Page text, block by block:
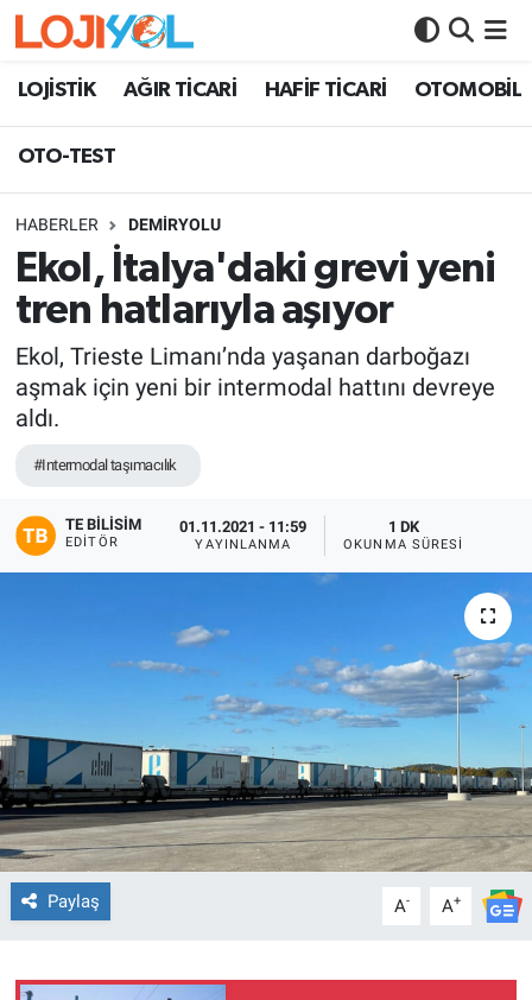
LOJİSTİK AĞIR TİCARİ HAFİF TİCARİ OTOMOBİL
OTO-TEST
HABERLER DEMİRYOLU
Ekol, İtalya'daki grevi yeni
tren hatlarıyla aşıyor
Ekol, Trieste Limanı’nda yaşanan darboğazı
aşmak için yeni bir intermodal hattını devreye
aldı.
#Intermodal taşımacılık
TE BILISIM
EDITÖR
01.11.2021 - 11:59
YAYINLANMA
1 DK
OKUNMA SÜRESI
Paylaş A- A+
OTO-TEST